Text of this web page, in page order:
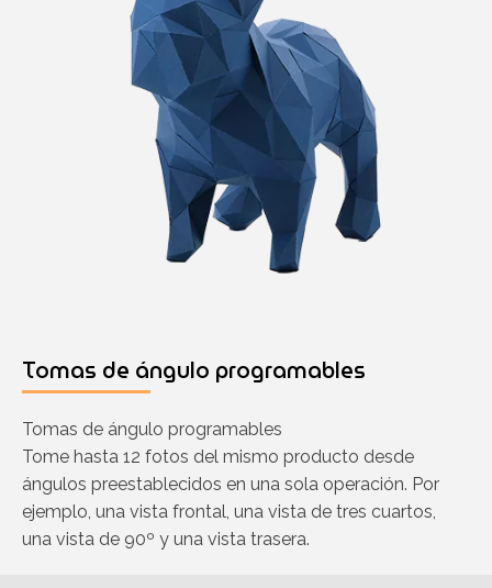
Tomas de ángulo programables
Tomas de ángulo programables
Tome hasta 12 fotos del mismo producto desde
ángulos preestablecidos en una sola operación. Por
ejemplo, una vista frontal, una vista de tres cuartos,
una vista de 90º y una vista trasera.